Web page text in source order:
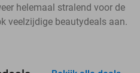
helemaal stralend voor de
veelzijdige beautydeals aan.